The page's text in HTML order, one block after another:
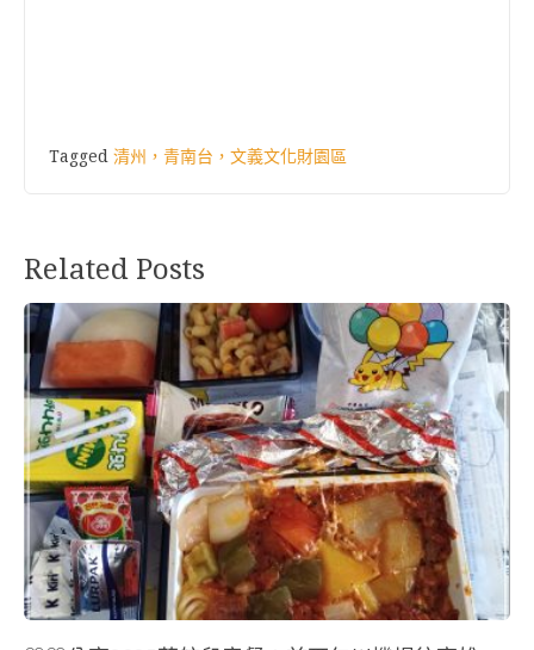
Tagged 清州，青南台，文義文化財園區
Related Posts